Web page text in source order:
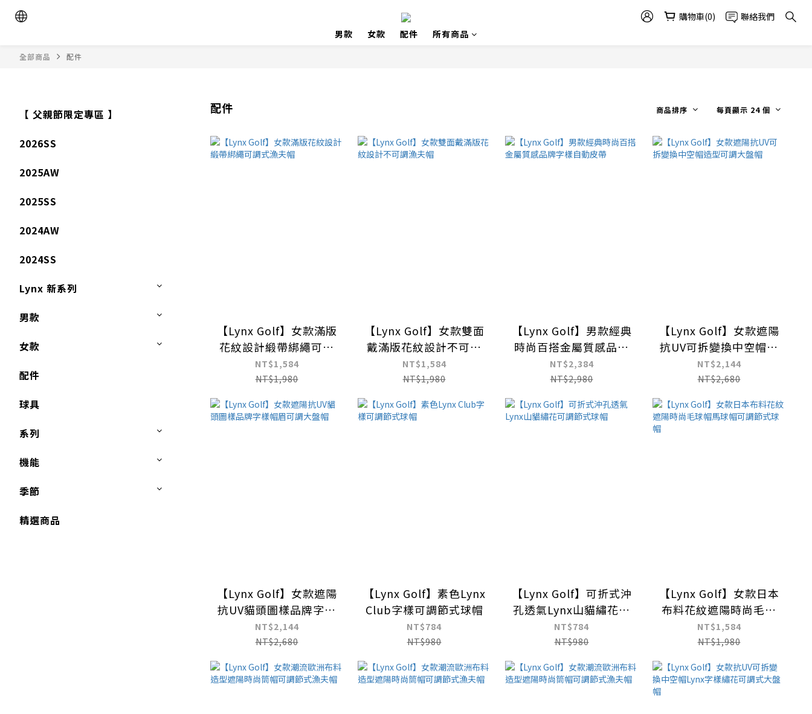
購物車(0)
聯絡我們
男款
女款 配件 所有商品
全部商品 配件
【 父親節限定專區 】
2026SS
2025AW
2025SS
2024AW
2024SS
Lynx 新系列
男款
女款
配件
球具
系列
機能
季節
精選商品
配件 商品排序 每頁顯示 24 個
【Lynx Golf】女款滿版
花紋設計緞帶綁繩可調
式漁夫帽
NT$1,584
NT$1,980
【Lynx Golf】女款雙面
戴滿版花紋設計不可調
漁夫帽
NT$1,584
NT$1,980
【Lynx Golf】男款經典
時尚百搭金屬質感品牌
字樣自動皮帶
NT$2,384
NT$2,980
【Lynx Golf】女款遮陽
抗UV可拆變換中空帽造
型可調大盤帽
NT$2,144
NT$2,680
【Lynx Golf】女款遮陽
抗UV貓頭圖樣品牌字樣
帽眉可調大盤帽
NT$2,144
NT$2,680
【Lynx Golf】素色Lynx
Club字樣可調節式球帽
NT$784
NT$980
【Lynx Golf】可折式沖
孔透氣Lynx山貓繡花可
調節式球帽
NT$784
NT$980
【Lynx Golf】女款日本
布料花紋遮陽時尚毛球
帽馬球帽可調節式球帽
NT$1,584
NT$1,980